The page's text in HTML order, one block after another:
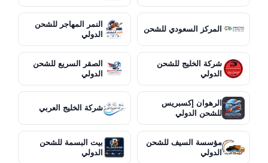
المركز السعودي للشحن
النمر المهاجر للشحن
الدولي
شركة الخليج للشحن
الدولي
الصقر السريع للشحن
الدولي
الرهوان إكسبريس
للشحن الدولي
شركة الخليج العربي
مؤسسة السيف للشحن
الدولي
بيت البسمة للشحن
الدولي